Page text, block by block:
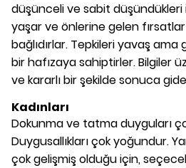
düşünceli ve sabit düşündükleri
yaşar ve önlerine gelen
bağlıdırlar. Tepkileri yavaş
bir hafızaya sahiptirler. Bilgiler
ve kararlı bir şekilde sonuca
Kadınları
Dokunma ve tatma duyguları
Duygusallıkları çok yoğundur.
çok gelişmiş olduğu için,